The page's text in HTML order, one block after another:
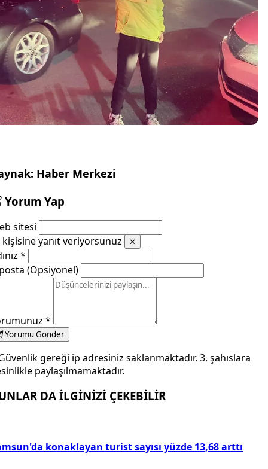
Haber Merkezi
Yorum Yap
sitesi
kişisine yanıt veriyorsunuz
✕
*
(Opsiyonel)
*
Yorumu Gönder
gereği ip adresiniz saklanmaktadır. 3. şahıslara
paylaşılmamaktadır.
DA İLGİNİZİ ÇEKEBİLİR
konaklayan turist sayısı yüzde 13,68 arttı